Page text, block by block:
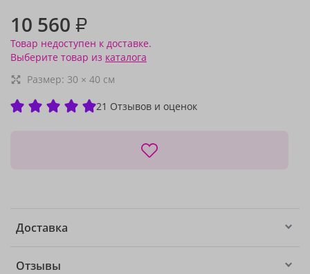
10 560 ₽
Товар недоступен к доставке.
Выберите товар из каталога
Размер: 30 × 40 см
21 Отзывов и оценок
Доставка
Отзывы